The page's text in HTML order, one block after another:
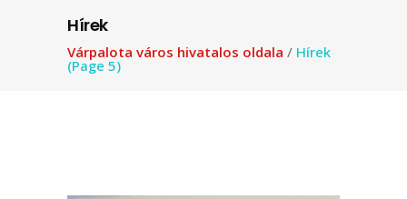
Hírek
Várpalota város hivatalos oldala / Hírek
(Page 5)